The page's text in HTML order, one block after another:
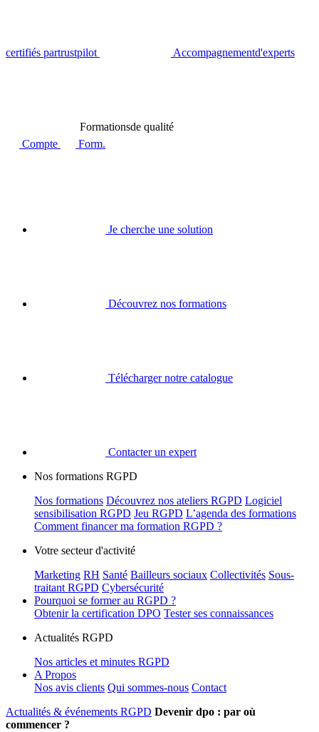
certifiés partrustpilot Accompagnementd'experts
Formationsde qualité
Compte
Form.
Je cherche une solution
Découvrez nos formations
Télécharger notre catalogue
Contacter un expert
Nos formations RGPD
Nos formations Découvrez nos ateliers RGPD Logiciel
sensibilisation RGPD Jeu RGPD L’agenda des formations
Comment financer ma formation RGPD ?
Votre secteur d'activité
Marketing RH Santé Bailleurs sociaux Collectivités Sous-
traitant RGPD Cybersécurité
Pourquoi se former au RGPD ?
Obtenir la certification DPO Tester ses connaissances
Actualités RGPD
Nos articles et minutes RGPD
A Propos
Nos avis clients Qui sommes-nous Contact
Actualités & événements RGPD Devenir dpo : par où
commencer ?